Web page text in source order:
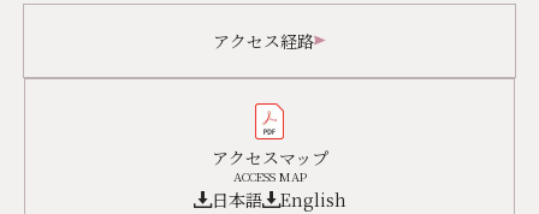
アクセス経路
アクセスマップ
ACCESS MAP
日本語 English